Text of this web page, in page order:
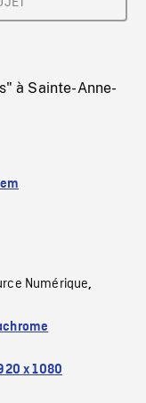
à Sainte-Anne-
Numérique,
x 1080